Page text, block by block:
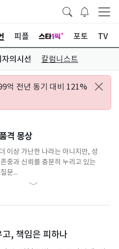
피플 포토 TV
자의시선 칼럼니스트
억 전년 동기 대비 121%
격 몽상
이상 가난한 나라는 아니지만, 성
중과 신뢰를 충분히 누리고 있는
문...
, 책임은 피하나